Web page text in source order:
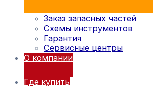
Заказ запасных частей
Схемы инструментов
Гарантия
Сервисные центры
О компании
Где купить